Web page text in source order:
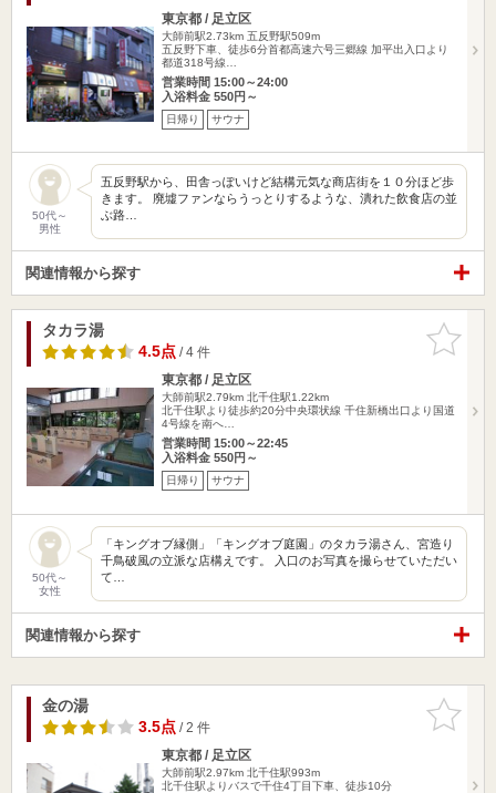
東京都 / 足立区
大師前駅2.73km 五反野駅509m
五反野下車、徒歩6分首都高速六号三郷線 加平出入口より
都道318号線…
営業時間 15:00～24:00
入浴料金 550円～
日帰り サウナ
50代～
男性
五反野駅から、田舎っぽいけど結構元気な商店街を１０分ほど歩
きます。 廃墟ファンならうっとりするような、潰れた飲食店の並
ぶ路…
関連情報から探す
お気に入
りに追加
タカラ湯
4.5点/ 4 件
東京都 / 足立区
大師前駅2.79km 北千住駅1.22km
北千住駅より徒歩約20分中央環状線 千住新橋出口より国道
4号線を南へ…
営業時間 15:00～22:45
入浴料金 550円～
日帰り サウナ
50代～
女性
「キングオブ縁側」「キングオブ庭園」のタカラ湯さん、宮造り
千鳥破風の立派な店構えです。 入口のお写真を撮らせていただい
て…
関連情報から探す
お気に入
りに追加
金の湯
3.5点/ 2 件
東京都 / 足立区
大師前駅2.97km 北千住駅993m
北千住駅よりバスで千住4丁目下車、徒歩10分